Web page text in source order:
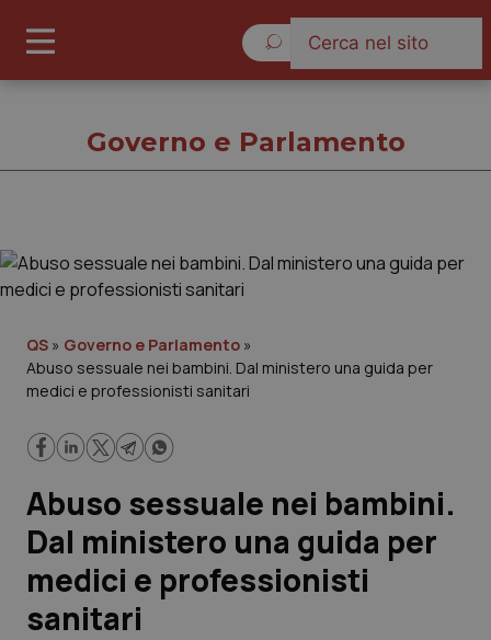
Governo e Parlamento
Regioni e Asl
Lavoro e Professioni
Scienza e Farmaci
Studi e Analisi
Governo e Parlamento
QS » Governo e Parlamento »
Abuso sessuale nei bambini. Dal ministero una guida per
medici e professionisti sanitari
Abuso sessuale nei bambini.
Dal ministero una guida per
medici e professionisti
sanitari